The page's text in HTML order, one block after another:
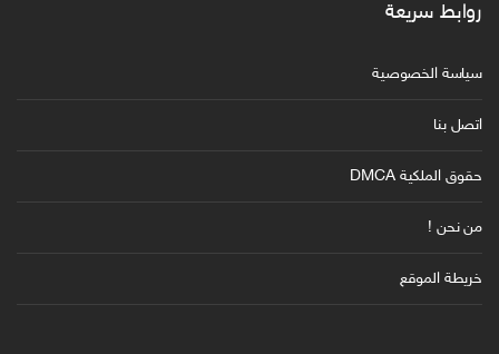
روابط سريعة
سياسة الخصوصية
اتصل بنا
حقوق الملكية DMCA
من نحن !
خريطة الموقع